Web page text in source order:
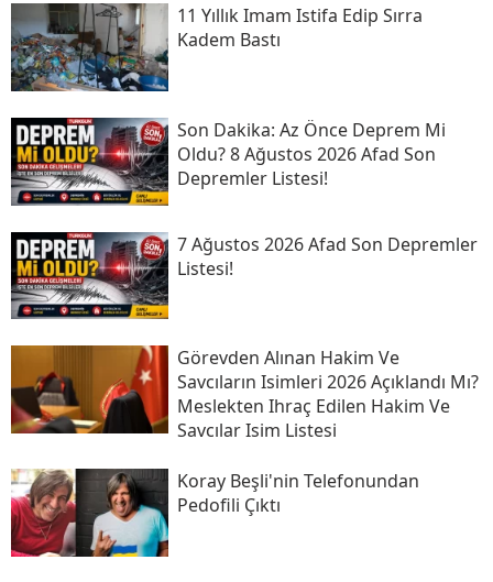
11 Yıllık Imam Istifa Edip Sırra
Kadem Bastı
Son Daki̇ka: Az Önce Deprem Mi
Oldu? 8 Ağustos 2026 Afad Son
Depremler Listesi!
7 Ağustos 2026 Afad Son Depremler
Listesi!
Görevden Alınan Hakim Ve
Savcıların Isimleri 2026 Açıklandı Mı?
Meslekten Ihraç Edilen Hakim Ve
Savcılar Isim Listesi
Koray Beşli'nin Telefonundan
Pedofili Çıktı